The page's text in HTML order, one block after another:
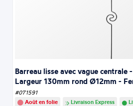
Barreau lisse avec vague centrale
Largeur 130mm rond Ø12mm -
#071591
Août en folie
Livraison Express